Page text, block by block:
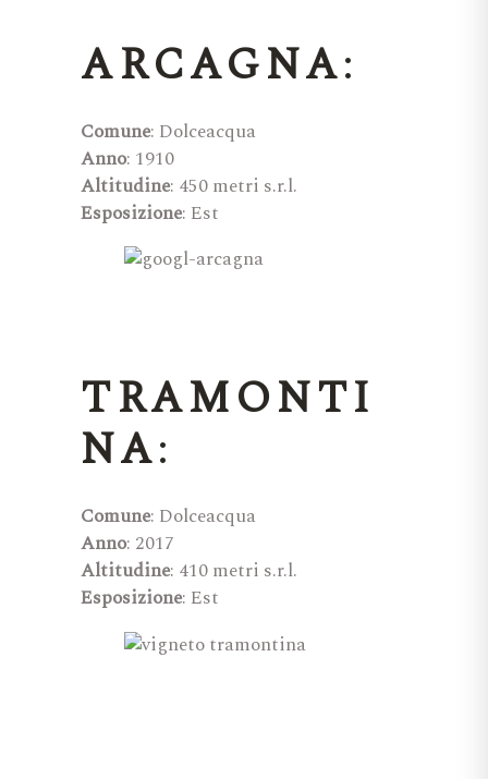
ARCAGNA:
Comune: Dolceacqua
Anno: 1910
Altitudine: 450 metri s.r.l.
Esposizione: Est
TRAMONTI
NA:
Comune: Dolceacqua
Anno: 2017
Altitudine: 410 metri s.r.l.
Esposizione: Est